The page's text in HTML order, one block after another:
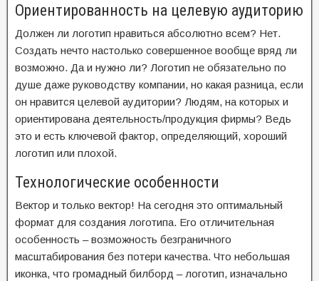
Ориентированность на целевую аудиторию
Должен ли логотип нравиться абсолютно всем? Нет.
Создать нечто настолько совершенное вообще вряд ли
возможно. Да и нужно ли? Логотип не обязательно по
душе даже руководству компании, но какая разница, если
он нравится целевой аудитории? Людям, на которых и
ориентирована деятельность/продукция фирмы? Ведь
это и есть ключевой фактор, определяющий, хороший
логотип или плохой.
Технологические особенности
Вектор и только вектор! На сегодня это оптимальный
формат для создания логотипа. Его отличительная
особенность – возможность безграничного
масштабирования без потери качества. Что небольшая
иконка, что громадный билборд – логотип, изначально